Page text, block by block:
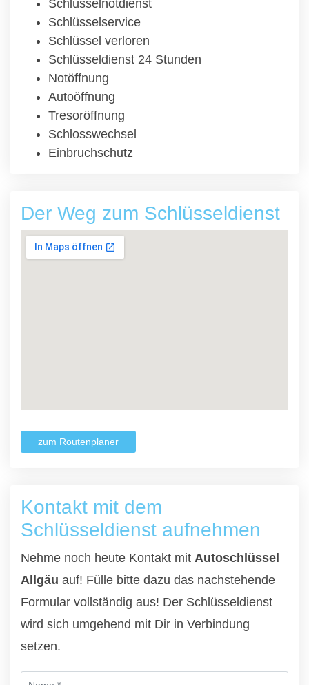
Schlüsselnotdienst
Schlüsselservice
Schlüssel verloren
Schlüsseldienst 24 Stunden
Notöffnung
Autoöffnung
Tresoröffnung
Schlosswechsel
Einbruchschutz
Der Weg zum Schlüsseldienst
zum Routenplaner
Kontakt mit dem
Schlüsseldienst aufnehmen
Nehme noch heute Kontakt mit Autoschlüssel
Allgäu auf! Fülle bitte dazu das nachstehende
Formular vollständig aus! Der Schlüsseldienst
wird sich umgehend mit Dir in Verbindung
setzen.